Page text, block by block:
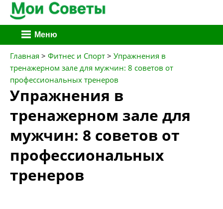
Перейти
к
содержимому
Меню
Главная > Фитнес и Спорт > Упражнения в
тренажерном зале для мужчин: 8 советов от
профессиональных тренеров
Упражнения в
тренажерном зале для
мужчин: 8 советов от
профессиональных
тренеров